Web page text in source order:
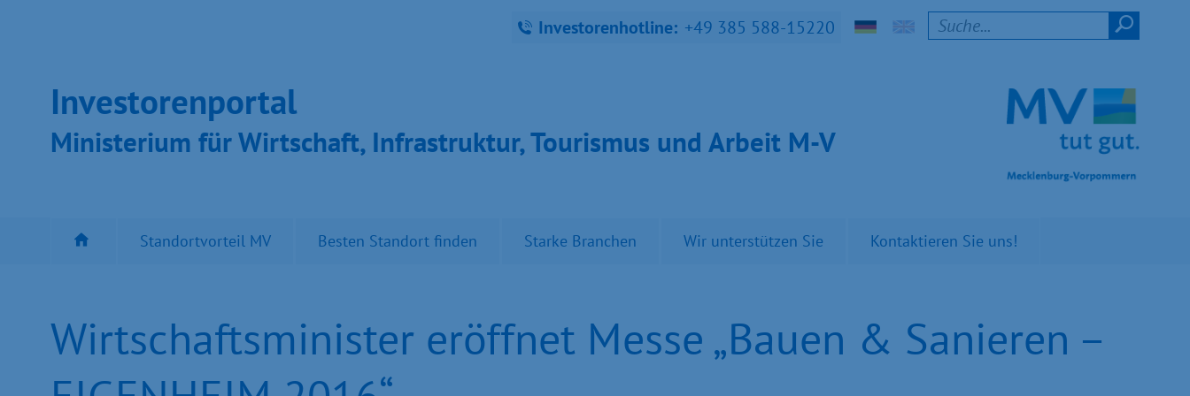
Investorenhotline: +49 385 588-15220
Inves­toren­por­tal
Ministeri­um für Wirt­schaft, Infra­struk­tur, Tou­ris­mus und Ar­beit M-V
Standortvorteil MV Besten Standort finden Starke Branchen Wir unterstützen Sie Kontaktieren Sie uns!
Wirtschaftsminister eröffnet Messe „Bauen & Sanieren –